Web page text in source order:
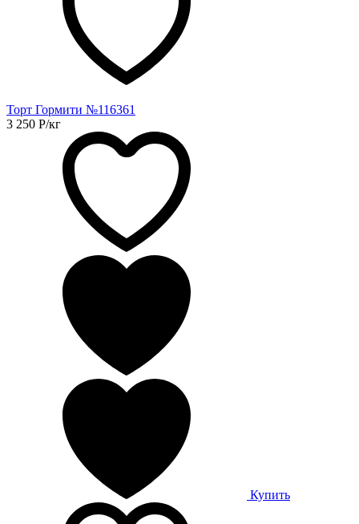
Торт Гормити №116361
3 250 Р/кг
Купить